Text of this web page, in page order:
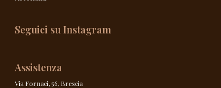
Seguici su Instagram
Assistenza
Via Fornaci, 56, Brescia